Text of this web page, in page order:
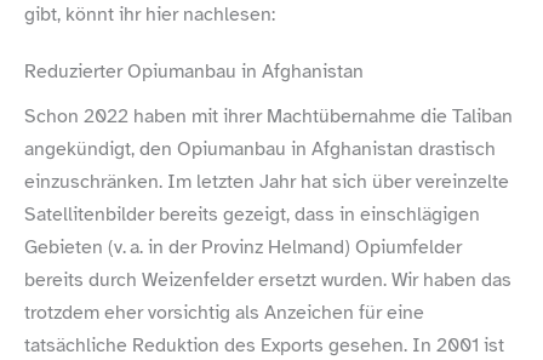
gibt, könnt ihr hier nachlesen:
Reduzierter Opiumanbau in Afghanistan
Schon 2022 haben mit ihrer Machtübernahme die Taliban
angekündigt, den Opiumanbau in Afghanistan drastisch
einzuschränken. Im letzten Jahr hat sich über vereinzelte
Satellitenbilder bereits gezeigt, dass in einschlägigen
Gebieten (v. a. in der Provinz Helmand) Opiumfelder
bereits durch Weizenfelder ersetzt wurden. Wir haben das
trotzdem eher vorsichtig als Anzeichen für eine
tatsächliche Reduktion des Exports gesehen. In 2001 ist